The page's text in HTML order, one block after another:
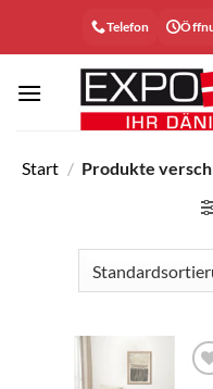
Telefon
Start / Produkte